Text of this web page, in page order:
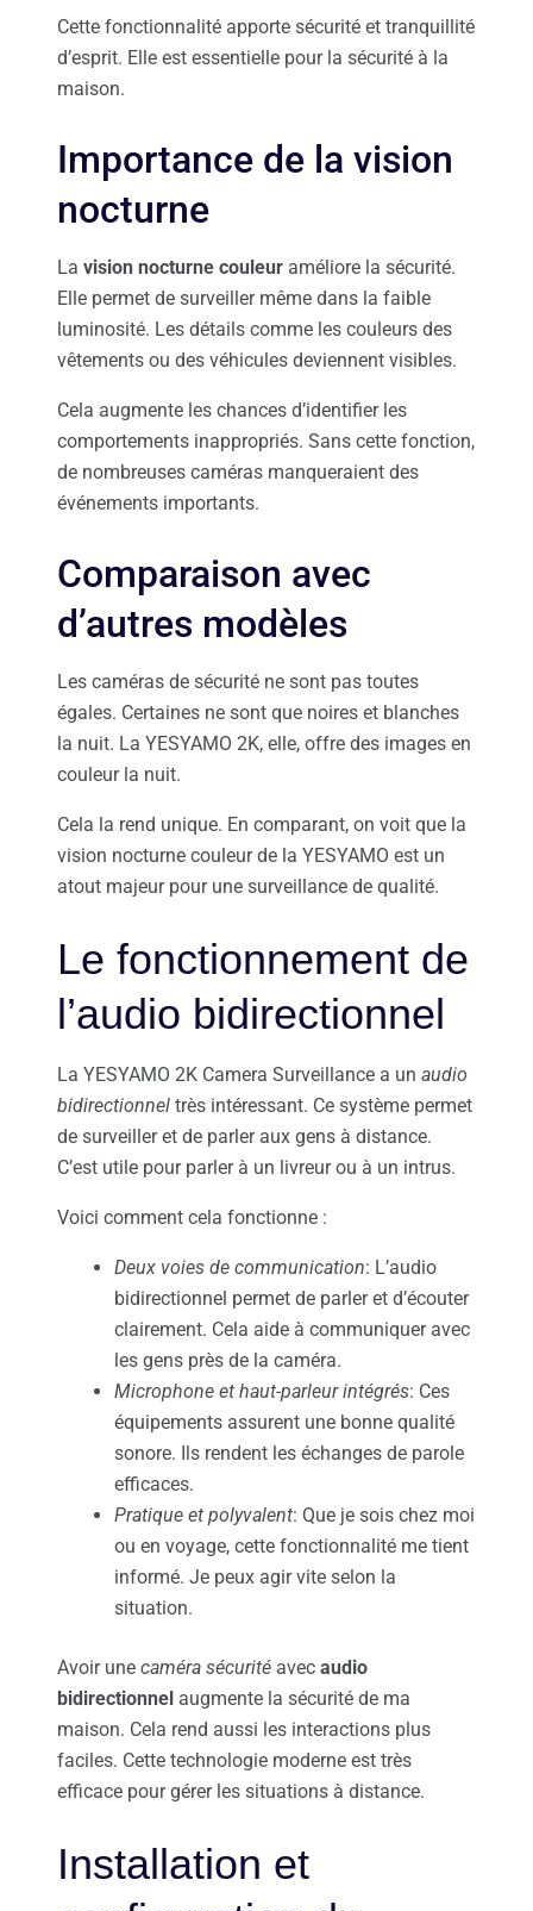
Cette fonctionnalité apporte sécurité et tranquillité
d’esprit. Elle est essentielle pour la sécurité à la
maison.
Importance de la vision
nocturne
La vision nocturne couleur améliore la sécurité.
Elle permet de surveiller même dans la faible
luminosité. Les détails comme les couleurs des
vêtements ou des véhicules deviennent visibles.
Cela augmente les chances d’identifier les
comportements inappropriés. Sans cette fonction,
de nombreuses caméras manqueraient des
événements importants.
Comparaison avec
d’autres modèles
Les caméras de sécurité ne sont pas toutes
égales. Certaines ne sont que noires et blanches
la nuit. La YESYAMO 2K, elle, offre des images en
couleur la nuit.
Cela la rend unique. En comparant, on voit que la
vision nocturne couleur de la YESYAMO est un
atout majeur pour une surveillance de qualité.
Le fonctionnement de
l’audio bidirectionnel
La YESYAMO 2K Camera Surveillance a un audio
bidirectionnel très intéressant. Ce système permet
de surveiller et de parler aux gens à distance.
C’est utile pour parler à un livreur ou à un intrus.
Voici comment cela fonctionne :
Deux voies de communication: L’audio
bidirectionnel permet de parler et d’écouter
clairement. Cela aide à communiquer avec
les gens près de la caméra.
Microphone et haut-parleur intégrés: Ces
équipements assurent une bonne qualité
sonore. Ils rendent les échanges de parole
efficaces.
Pratique et polyvalent: Que je sois chez moi
ou en voyage, cette fonctionnalité me tient
informé. Je peux agir vite selon la
situation.
Avoir une caméra sécurité avec audio
bidirectionnel augmente la sécurité de ma
maison. Cela rend aussi les interactions plus
faciles. Cette technologie moderne est très
efficace pour gérer les situations à distance.
Installation et